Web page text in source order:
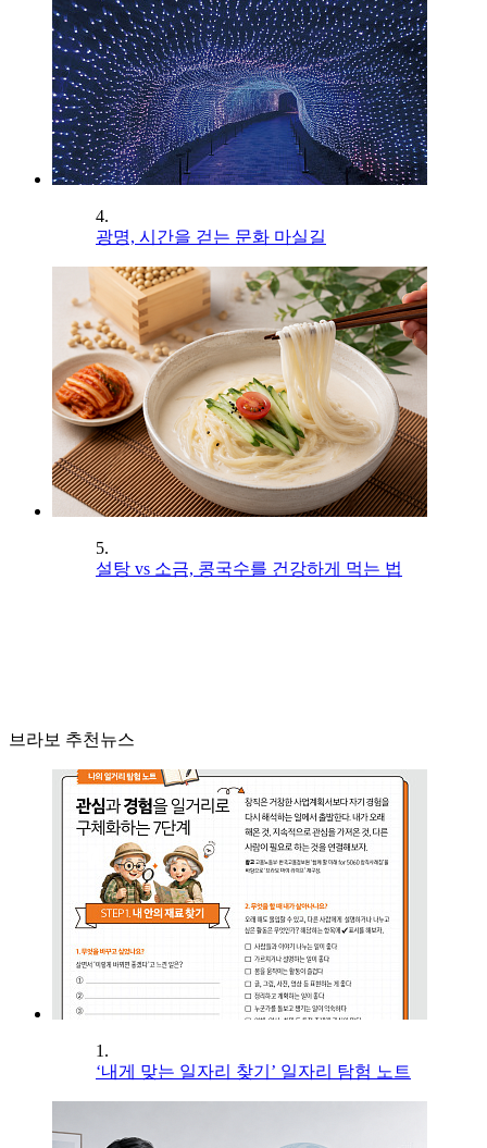
4.
광명, 시간을 걷는 문화 마실길
5.
설탕 vs 소금, 콩국수를 건강하게 먹는 법
브라보 추천뉴스
1.
‘내게 맞는 일자리 찾기’ 일자리 탐험 노트